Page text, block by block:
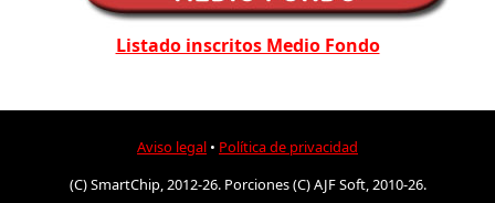
Listado inscritos Medio Fondo
Aviso legal • Política de privacidad
(C) SmartChip, 2012-26. Porciones (C) AJF Soft, 2010-26.